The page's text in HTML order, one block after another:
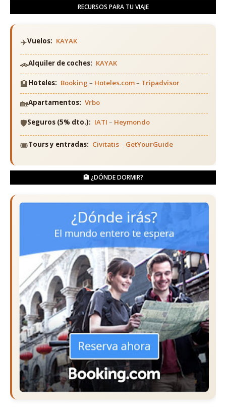
RECURSOS PARA TU VIAJE
✈️Vuelos: KAYAK
🚗Alquiler de coches: KAYAK
🏨Hoteles: Booking – Hoteles.com– Tripadvisor
🏡Apartamentos: Vrbo
🛡️Seguros (5% dto.): IATI – Heymondo
🎟️Tours y entradas: Civitatis– GetYourGuide
🏨 ¿DÓNDE DORMIR?